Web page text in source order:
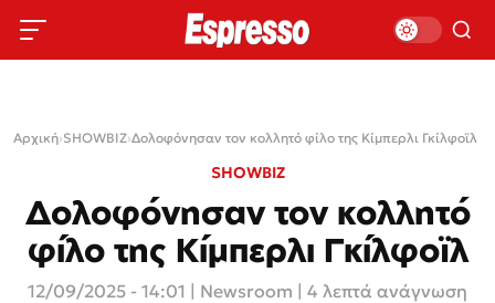
Αρχική›SHOWBIZ›Δολοφόνησαν τον κολλητό φίλο της Κίμπερλι Γκίλφοϊλ
SHOWBIZ
Δολοφόνησαν τον κολλητό
φίλο της Κίμπερλι Γκίλφοϊλ
12/09/2025 - 14:01 Newsroom | 4 λεπτά ανάγνωση